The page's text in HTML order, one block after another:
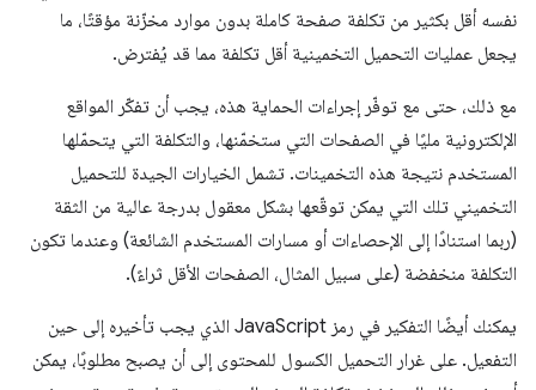
نفسه أقل بكثير من تكلفة صفحة كاملة بدون موارد مخزّنة مؤقتًا، ما
يجعل عمليات التحميل التخمينية أقل تكلفة مما قد يُفترض.
مع ذلك، حتى مع توفّر إجراءات الحماية هذه، يجب أن تفكّر المواقع
الإلكترونية مليًا في الصفحات التي ستخمّنها، والتكلفة التي يتحمّلها
المستخدم نتيجة هذه التخمينات. تشمل الخيارات الجيدة للتحميل
التخميني تلك التي يمكن توقّعها بشكل معقول بدرجة عالية من الثقة
(ربما استنادًا إلى الإحصاءات أو مسارات المستخدم الشائعة) وعندما تكون
التكلفة منخفضة (على سبيل المثال، الصفحات الأقل ثراءً).
يمكنك أيضًا التفكير في رمز JavaScript الذي يجب تأخيره إلى حين
التفعيل. على غرار التحميل الكسول للمحتوى إلى أن يصبح مطلوبًا، يمكن